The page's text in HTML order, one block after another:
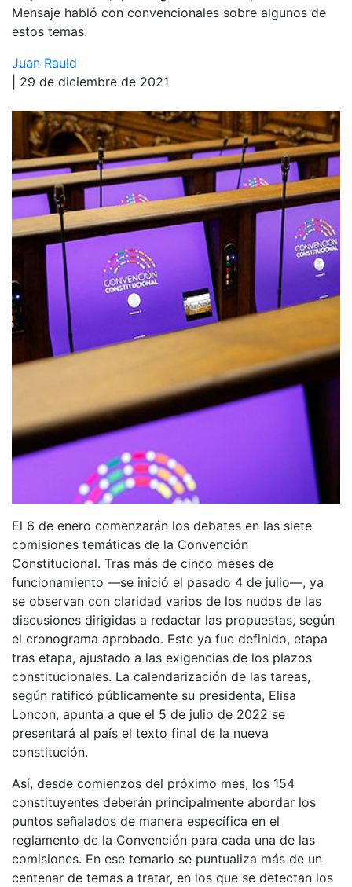
Mensaje habló con convencionales sobre algunos de
estos temas.
Juan Rauld
| 29 de diciembre de 2021
El 6 de enero comenzarán los debates en las siete
comisiones temáticas de la Convención
Constitucional. Tras más de cinco meses de
funcionamiento —se inició el pasado 4 de julio—, ya
se observan con claridad varios de los nudos de las
discusiones dirigidas a redactar las propuestas, según
el cronograma aprobado. Este ya fue definido, etapa
tras etapa, ajustado a las exigencias de los plazos
constitucionales. La calendarización de las tareas,
según ratificó públicamente su presidenta, Elisa
Loncon, apunta a que el 5 de julio de 2022 se
presentará al país el texto final de la nueva
constitución.
Así, desde comienzos del próximo mes, los 154
constituyentes deberán principalmente abordar los
puntos señalados de manera específica en el
reglamento de la Convención para cada una de las
comisiones. En ese temario se puntualiza más de un
centenar de temas a tratar, en los que se detectan los